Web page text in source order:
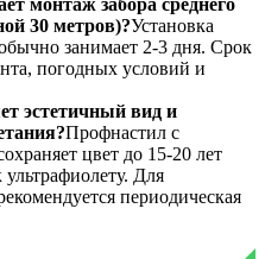
30 метров)?Установка
занимает 2-3 дня. Срок
погодных условий и
эстетичный вид и
Профнастил с
цвет до 15-20 лет
ультрафиолету. Для
периодическая